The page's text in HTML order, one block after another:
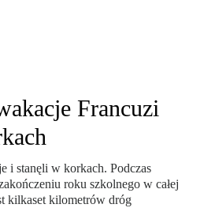
Francuzi
i stanęli w korkach. Podczas
roku szkolnego w całej
kilkaset kilometrów dróg